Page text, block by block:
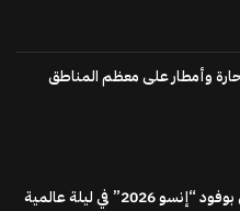
وأمطار على معظم المناطق
في ليلة عالمية